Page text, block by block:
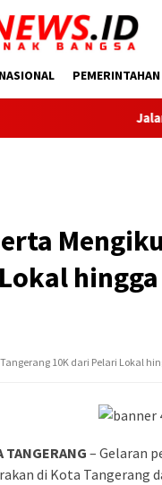
NASIONAL PEMERINTAHAN
Jalan Sehat
10K dari Pelari Lokal
TANGERANG – Gelaran
di Kota Tangerang